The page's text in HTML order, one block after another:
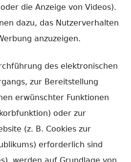
die Anzeige von Videos).
dazu, das Nutzerverhalten
anzuzeigen.
des elektronischen
zur Bereitstellung
erwünschter Funktionen
oder zur
(z. B. Cookies zur
erforderlich sind